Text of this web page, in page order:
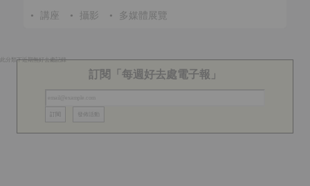
• 講座 • 攝影 • 多媒體展覽
此分類下近期無好去處記錄
訂閱「每週好去處電子報」